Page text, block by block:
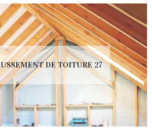
DE TOITURE 27